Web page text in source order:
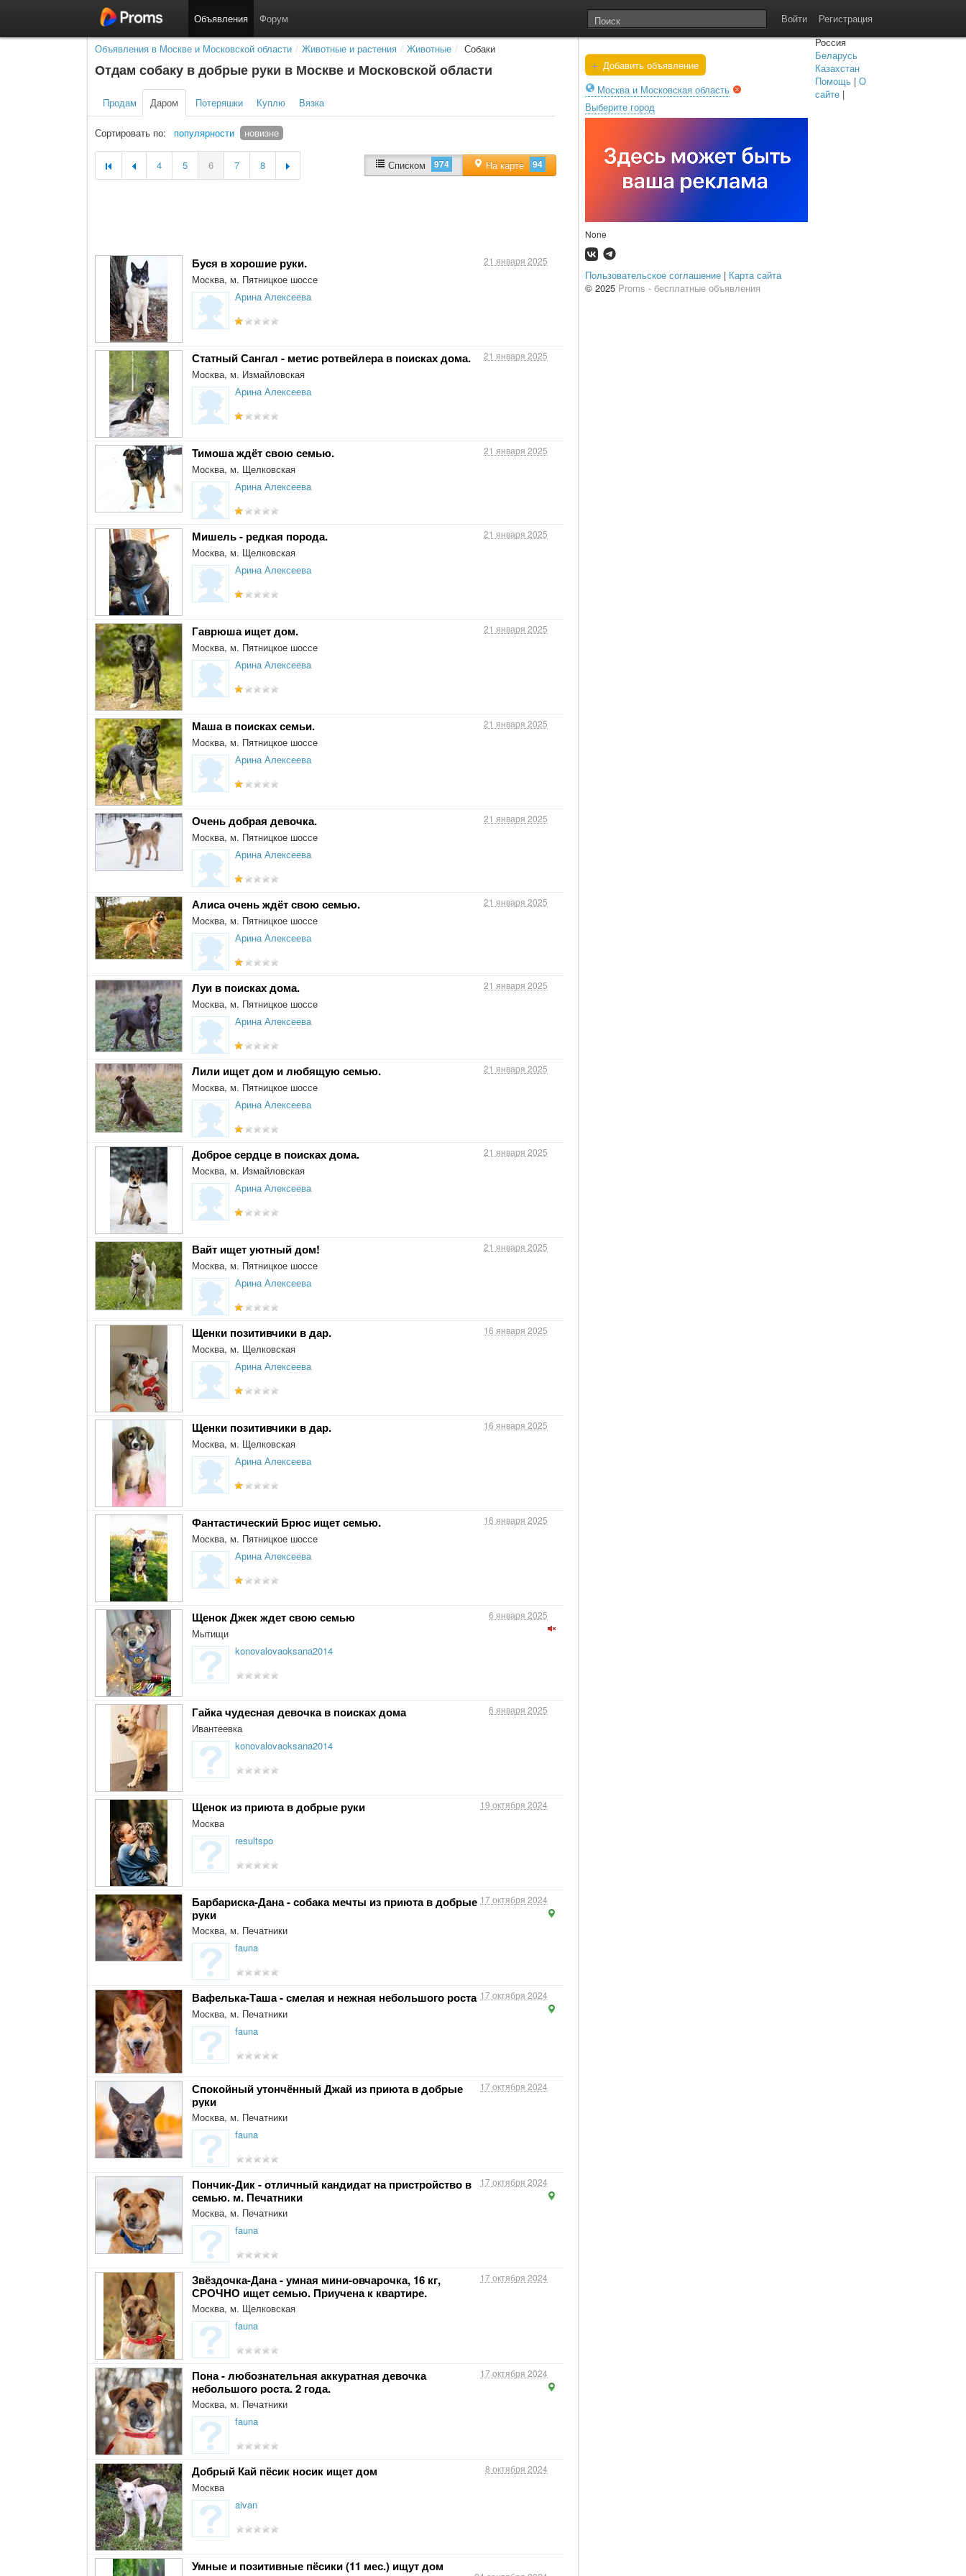
Объявления Форум Войти Регистрация
Объявления в Москве и Московской области / Животные и растения / Животные / Собаки
Отдам собаку в добрые руки в Москве и Московской области
Продам Даром Потеряшки Куплю Вязка
Сортировать по: популярности новизне
4 5 6 7 8 Списком 974 На карте 94
Буся в хорошие руки. 21 января 2025
Москва, м. Пятницкое шоссе
Арина Алексеева
Статный Сангал - метис ротвейлера в поисках дома. 21 января 2025
Москва, м. Измайловская
Арина Алексеева
Тимоша ждёт свою семью. 21 января 2025
Москва, м. Щелковская
Арина Алексеева
Мишель - редкая порода. 21 января 2025
Москва, м. Щелковская
Арина Алексеева
Гаврюша ищет дом. 21 января 2025
Москва, м. Пятницкое шоссе
Арина Алексеева
Маша в поисках семьи. 21 января 2025
Москва, м. Пятницкое шоссе
Арина Алексеева
Очень добрая девочка. 21 января 2025
Москва, м. Пятницкое шоссе
Арина Алексеева
Алиса очень ждёт свою семью. 21 января 2025
Москва, м. Пятницкое шоссе
Арина Алексеева
Луи в поисках дома. 21 января 2025
Москва, м. Пятницкое шоссе
Арина Алексеева
Лили ищет дом и любящую семью. 21 января 2025
Москва, м. Пятницкое шоссе
Арина Алексеева
Доброе сердце в поисках дома. 21 января 2025
Москва, м. Измайловская
Арина Алексеева
Вайт ищет уютный дом! 21 января 2025
Москва, м. Пятницкое шоссе
Арина Алексеева
Щенки позитивчики в дар. 16 января 2025
Москва, м. Щелковская
Арина Алексеева
Щенки позитивчики в дар. 16 января 2025
Москва, м. Щелковская
Арина Алексеева
Фантастический Брюс ищет семью. 16 января 2025
Москва, м. Пятницкое шоссе
Арина Алексеева
Щенок Джек ждет свою семью 6 января 2025
Мытищи
konovalovaoksana2014
Гайка чудесная девочка в поисках дома 6 января 2025
Ивантеевка
konovalovaoksana2014
Щенок из приюта в добрые руки 19 октября 2024
Москва
resultspo
Барбариска-Дана - собака мечты из приюта в добрые
руки
17 октября 2024
Москва, м. Печатники
fauna
Вафелька-Таша - смелая и нежная небольшого роста 17 октября 2024
Москва, м. Печатники
fauna
Спокойный утончённый Джай из приюта в добрые
руки
17 октября 2024
Москва, м. Печатники
fauna
Пончик-Дик - отличный кандидат на пристройство в
семью. м. Печатники
17 октября 2024
Москва, м. Печатники
fauna
Звёздочка-Дана - умная мини-овчарочка, 16 кг,
СРОЧНО ищет семью. Приучена к квартире.
17 октября 2024
Москва, м. Щелковская
fauna
Пона - любознательная аккуратная девочка
небольшого роста. 2 года.
17 октября 2024
Москва, м. Печатники
fauna
Добрый Кай пёсик носик ищет дом 8 октября 2024
Москва
aivan
Умные и позитивные пёсики (11 мес.) ищут дом
+ Добавить объявление
Москва и Московская область
Выберите город
None
Россия
Беларусь
Казахстан
Помощь | О
сайте |
Пользовательское соглашение | Карта сайта
© 2025 Proms - бесплатные объявления